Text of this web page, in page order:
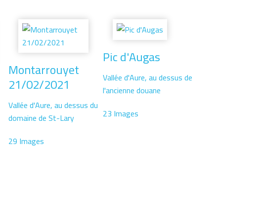
Montarrouyet
21/02/2021
Vallée d'Aure, au dessus du
domaine de St-Lary
29 Images
Pic d'Augas
Vallée d'Aure, au dessus de
l'ancienne douane
23 Images